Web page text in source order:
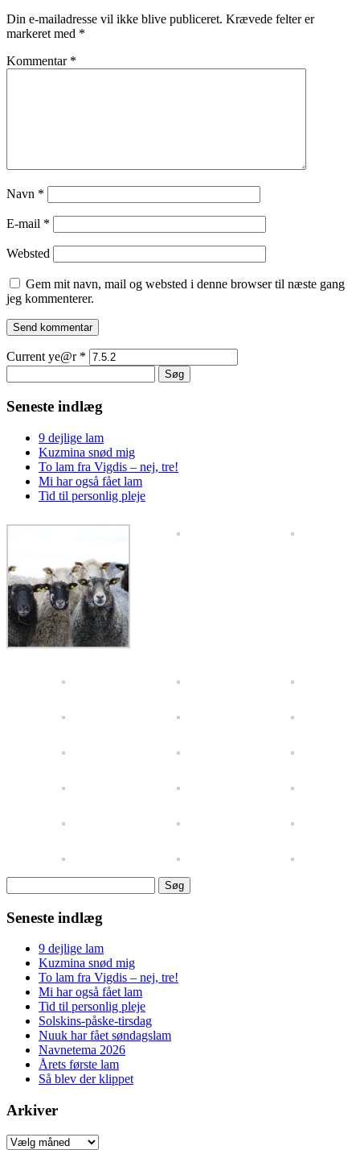
Din e-mailadresse vil ikke blive publiceret. Krævede felter er
markeret med *
Kommentar *
Navn *
E-mail *
Websted
Gem mit navn, mail og websted i denne browser til næste gang
jeg kommenterer.
Current ye@r *
efter:
Seneste indlæg
9 dejlige lam
Kuzmina snød mig
To lam fra Vigdis – nej, tre!
Mi har også fået lam
Tid til personlig pleje
efter:
Seneste indlæg
9 dejlige lam
Kuzmina snød mig
To lam fra Vigdis – nej, tre!
Mi har også fået lam
Tid til personlig pleje
Solskins-påske-tirsdag
Nuuk har fået søndagslam
Navnetema 2026
Årets første lam
Så blev der klippet
Arkiver
Arkiver